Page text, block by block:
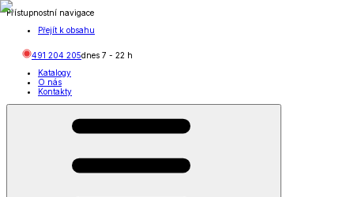
Přístupnostní navigace
Přejít k obsahu
491 204 205dnes 7 - 22 h
Katalogy
O nás
Kontakty